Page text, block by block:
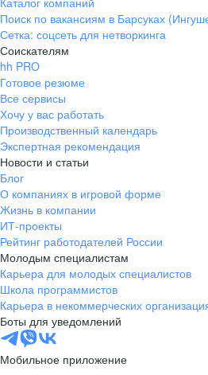
Поиск по вакансиям в Барсуках
Сетка: соцсеть для нетворкинга
Соискателям
hh PRO
Готовое резюме
Все сервисы
Хочу у вас работать
Производственный календарь
Экспертная рекомендация
Новости и статьи
Блог
О компаниях в игровой форме
Жизнь в компании
ИТ-проекты
Рейтинг работодателей России
Молодым специалистам
Карьера для молодых специалистов
Школа программистов
Карьера в некоммерческих
Боты для уведомлений
Мобильное приложение